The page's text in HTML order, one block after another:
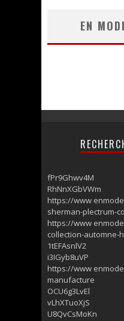
EN
fPr9Ghwv4M
RhNnXGbVWm
https://www
sherman-plectrum-
https://www
collection-automne-
1tEFAsnlV2
i3IGyb8uVP
https://www
manufacture
OCU6g3LvEl
vLhXTuoXjS
U8QvCsMoKn